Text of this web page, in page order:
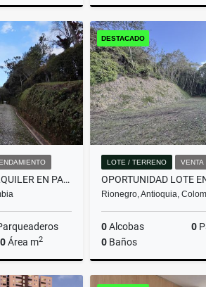
Venta
HERMOSA CASA EN ALQUILER EN PARCELACIÓN CAMPESTRE EN EL RETIRO
Área m2
Arrendamiento
DESTACADO
LOTE / TERRENO VENTA
Rionegro, Antioquia,
0Alcobas 0
0 Baños